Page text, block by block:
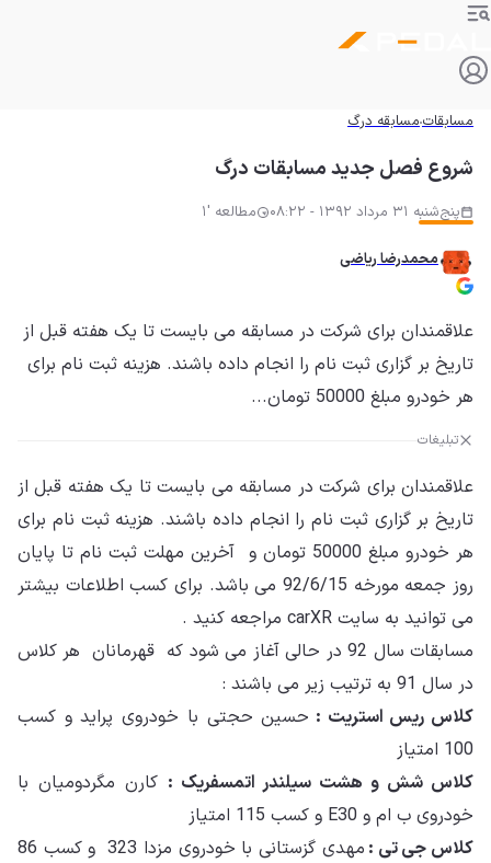
مسابقاتمسابقه درگ
شروع فصل جدید مسابقات درگ
پنج‌شنبه 31 مرداد 1392 - 08:22 مطالعه '1
محمدرضا ریاضی
علاقمندان برای شرکت در مسابقه می بایست تا یک هفته قبل از
تاریخ بر گزاری ثبت نام را انجام داده باشند. هزینه ثبت نام برای
هر خودرو مبلغ 50000 تومان...
تبلیغات
علاقمندان برای شرکت در مسابقه می بایست تا یک هفته قبل از
تاریخ بر گزاری ثبت نام را انجام داده باشند. هزینه ثبت نام برای
هر خودرو مبلغ 50000 تومان و
آخرین مهلت ثبت نام تا پایان
روز جمعه مورخه 92/6/15 می باشد. برای کسب اطلاعات بیشتر
می توانید به سایت carXR مراجعه کنید .
مسابقات سال 92 در حالی آغاز می شود که قهرمانان هر کلاس
در سال 91 به ترتیب زیر می باشند :
کلاس ریس استریت : حسین حجتی با خودروی پراید و کسب
100 امتیاز
کلاس شش و هشت سیلندر اتمسفریک : کارن مگردومیان با
خودروی ب ام و E30 و کسب 115 امتیاز
کلاس جی تی :
مهدی گزستانی با خودروی مزدا 323 و کسب 86